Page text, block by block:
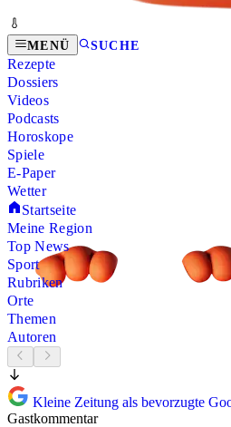
MENÜ SUCHE
Rezepte
Dossiers
Videos
Podcasts
Horoskope
Spiele
E-Paper
Wetter
Startseite
Meine Region
Top News
Sport
Rubriken
Orte
Themen
Autoren
Kleine Zeitung als bevorzugte
Gastkommentar